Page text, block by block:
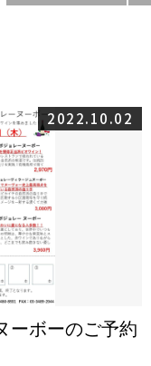
2022.10.02
ーボーのご予約